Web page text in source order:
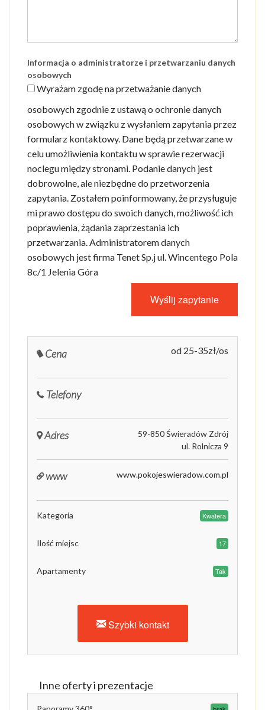
Informacja o administratorze i przetwarzaniu danych
osobowych
Wyrażam zgodę na przetważanie danych
osobowych zgodnie z ustawą o ochronie danych
osobowych w związku z wysłaniem zapytania przez
formularz kontaktowy. Dane będą przetwarzane w
celu umożliwienia kontaktu w sprawie rezerwacji
noclegu między stronami. Podanie danych jest
dobrowolne, ale niezbędne do przetworzenia
zapytania. Zostałem poinformowany, że przysługuje
mi prawo dostępu do swoich danych, możliwość ich
poprawienia, żądania zaprzestania ich
przetwarzania. Administratorem danych
osobowych jest firma Tenet Sp.j ul. Wincentego Pola
8c/1 Jelenia Góra
Cena od 25-35zł/os
Telefony
Adres
59-850 Świeradów Zdrój
ul. Rolnicza 9
www www.pokojeswieradow.com.pl
Kategoria Kwatera
Ilość miejsc 17
Apartamenty Tak
Szybki kontakt
Inne oferty i prezentacje